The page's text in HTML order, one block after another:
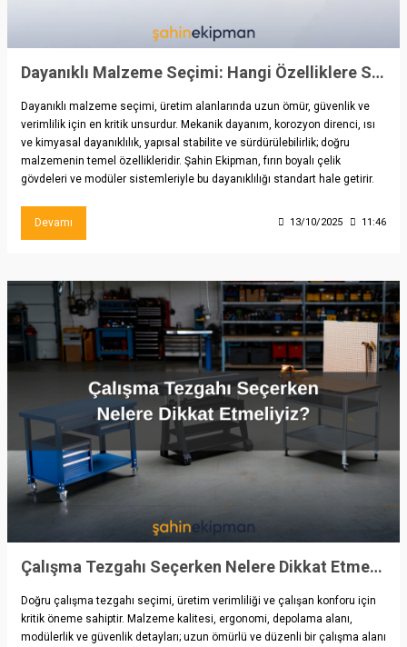
Dayanıklı Malzeme Seçimi: Hangi Özelliklere Sahip Olmalı?
Dayanıklı malzeme seçimi, üretim alanlarında uzun ömür, güvenlik ve
verimlilik için en kritik unsurdur. Mekanik dayanım, korozyon direnci, ısı
ve kimyasal dayanıklılık, yapısal stabilite ve sürdürülebilirlik; doğru
malzemenin temel özellikleridir. Şahin Ekipman, fırın boyalı çelik
gövdeleri ve modüler sistemleriyle bu dayanıklılığı standart hale getirir.
Devamı 13/10/2025 11:46
Çalışma Tezgahı Seçerken Nelere Dikkat Etmeliyiz?
Doğru çalışma tezgahı seçimi, üretim verimliliği ve çalışan konforu için
kritik öneme sahiptir. Malzeme kalitesi, ergonomi, depolama alanı,
modülerlik ve güvenlik detayları; uzun ömürlü ve düzenli bir çalışma alanı